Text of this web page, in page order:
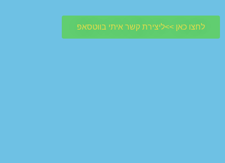
בווטסאפ